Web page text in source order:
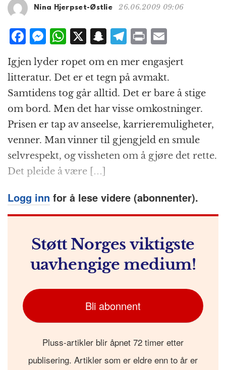
g
t
n
Nina Hjerpset-Østlie 26.06.2009 09:06
F
a
c
e
b
o
o
k
M
e
ss
e
n
g
e
r
W
at
s
A
p
p
X S
a
p
c
h
at
T
e
g
r
a
m
P
n
t
m
ai
l
Igjen lyder ropet om en mer engasjert
litteratur. Det er et tegn på avmakt.
Samtidens tog går alltid. Det er bare å stige
om bord. Men det har visse omkostninger.
Prisen er tap av anseelse, karrieremuligheter,
venner. Man vinner til gjengjeld en smule
selvrespekt, og vissheten om å gjøre det rette.
Det pleide å være […]
Logg inn for å lese videre (abonnenter).
Støtt Norges viktigste
uavhengige medium!
Bli abonnent
Pluss-artikler blir åpnet 72 timer etter
publisering. Artikler som er eldre enn to år er